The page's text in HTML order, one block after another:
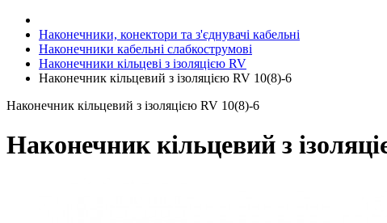
Наконечники, конектори та з'єднувачі кабельні
Наконечники кабельні слабкострумові
Наконечники кільцеві з ізоляцією RV
Наконечник кільцевий з ізоляцією RV 10(8)-6
Наконечник кільцевий з ізоляцією RV 10(8)-6
Наконечник кільцевий з